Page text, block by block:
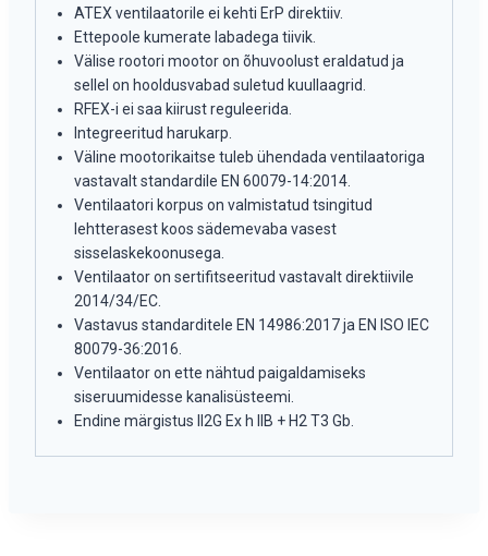
ATEX ventilaatorile ei kehti ErP direktiiv.
Ettepoole kumerate labadega tiivik.
Välise rootori mootor on õhuvoolust eraldatud ja
sellel on hooldusvabad suletud kuullaagrid.
RFEX-i ei saa kiirust reguleerida.
Integreeritud harukarp.
Väline mootorikaitse tuleb ühendada ventilaatoriga
vastavalt standardile EN 60079-14:2014.
Ventilaatori korpus on valmistatud tsingitud
lehtterasest koos sädemevaba vasest
sisselaskekoonusega.
Ventilaator on sertifitseeritud vastavalt direktiivile
2014/34/EC.
Vastavus standarditele EN 14986:2017 ja EN ISO IEC
80079-36:2016.
Ventilaator on ette nähtud paigaldamiseks
siseruumidesse kanalisüsteemi.
Endine märgistus II2G Ex h IIB + H2 T3 Gb.